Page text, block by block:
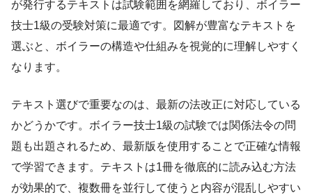
が発行するテキストは試験範囲を網羅しており、ボイラー
技士1級の受験対策に最適です。図解が豊富なテキストを
選ぶと、ボイラーの構造や仕組みを視覚的に理解しやすく
なります。
テキスト選びで重要なのは、最新の法改正に対応している
かどうかです。ボイラー技士1級の試験では関係法令の問
題も出題されるため、最新版を使用することで正確な情報
で学習できます。テキストは1冊を徹底的に読み込む方法
が効果的で、複数冊を並行して使うと内容が混乱しやすい